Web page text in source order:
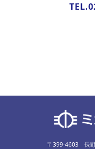
〒399-4603 長